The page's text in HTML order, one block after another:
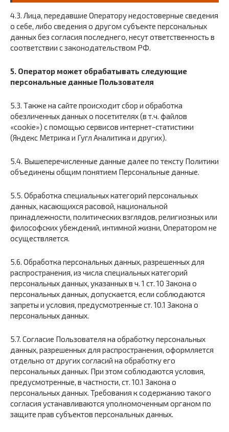
4.3. Лица, передавшие Оператору недостоверные сведения
о себе, либо сведения о другом субъекте персональных
данных без согласия последнего, несут ответственность в
соответствии с законодательством РФ.
5. Оператор может обрабатывать следующие
персональные данные Пользователя
5.3. Также на сайте происходит сбор и обработка
обезличенных данных о посетителях (в т.ч. файлов
«cookie») с помощью сервисов интернет-статистики
(Яндекс Метрика и Гугл Аналитика и других).
5.4. Вышеперечисленные данные далее по тексту Политики
объединены общим понятием Персональные данные.
5.5. Обработка специальных категорий персональных
данных, касающихся расовой, национальной
принадлежности, политических взглядов, религиозных или
философских убеждений, интимной жизни, Оператором не
осуществляется.
5.6. Обработка персональных данных, разрешенных для
распространения, из числа специальных категорий
персональных данных, указанных в ч. 1 ст. 10 Закона о
персональных данных, допускается, если соблюдаются
запреты и условия, предусмотренные ст. 10.1 Закона о
персональных данных.
5.7. Согласие Пользователя на обработку персональных
данных, разрешенных для распространения, оформляется
отдельно от других согласий на обработку его
персональных данных. При этом соблюдаются условия,
предусмотренные, в частности, ст. 10.1 Закона о
персональных данных. Требования к содержанию такого
согласия устанавливаются уполномоченным органом по
защите прав субъектов персональных данных.